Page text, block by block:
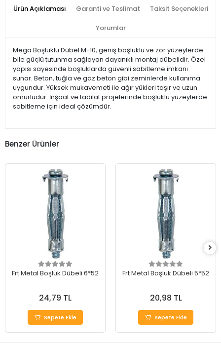
Ürün Açıklaması Garanti ve Teslimat Taksit Seçenekleri
Yorumlar
Mega Boşluklu Dübel M-10, geniş boşluklu ve zor yüzeylerde
bile güçlü tutunma sağlayan dayanıklı montaj dübelidir. Özel
yapısı sayesinde boşluklarda güvenli sabitleme imkanı
sunar. Beton, tuğla ve gaz beton gibi zeminlerde kullanıma
uygundur. Yüksek mukavemeti ile ağır yükleri taşır ve uzun
ömürlüdür. İnşaat ve tadilat projelerinde boşluklu yüzeylerde
sabitleme için ideal çözümdür.
Benzer Ürünler
Frt Metal Boşluk Dübeli 6*52
24,79 TL
Sepete Ekle
Frt Metal Boşluk Dübeli 5*52
20,98 TL
Sepete Ekle